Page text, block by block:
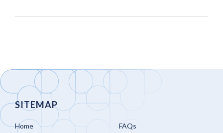
SITEMAP
Home
FAQs